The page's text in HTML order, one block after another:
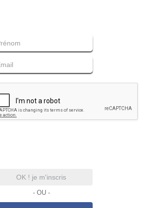
OK ! je m'inscris
- OU -